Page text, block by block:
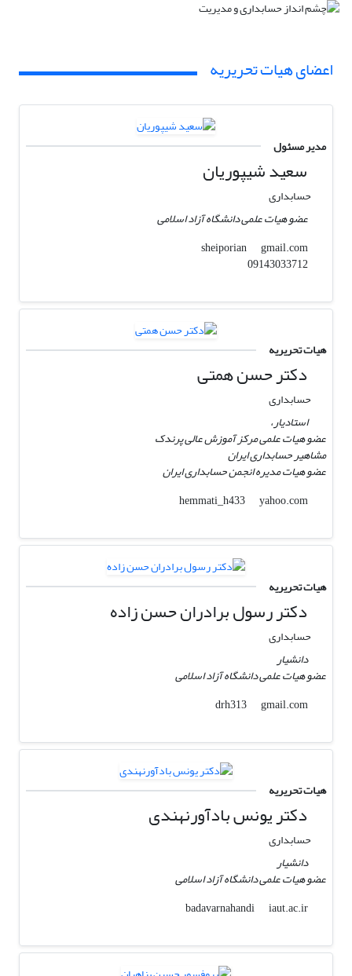
اعضای هیات تحریریه
مدیر مسئول
سعید شیپوریان
حسابداری
عضو هیات علمی دانشگاه آزاد اسلامی
sheiporian
gmail.com
09143033712
هیات تحریریه
دکتر حسن همتی
حسابداری
استادیار،
عضو هیات علمی مرکز آموزش عالی پرندک
مشاهیر حسابداری ایران
عضو هیات مدیره انجمن حسابداری ایران
hemmati_h433
yahoo.com
هیات تحریریه
دکتر رسول برادران حسن زاده
حسابداری
دانشیار
عضو هیات علمی دانشگاه آزاد اسلامی
drh313
gmail.com
هیات تحریریه
دکتر یونس بادآورنهندی
حسابداری
دانشیار
عضو هیات علمی دانشگاه آزاد اسلامی
badavarnahandi
iaut.ac.ir